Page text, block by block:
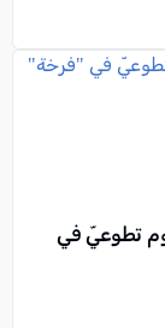
تطوعيّ في